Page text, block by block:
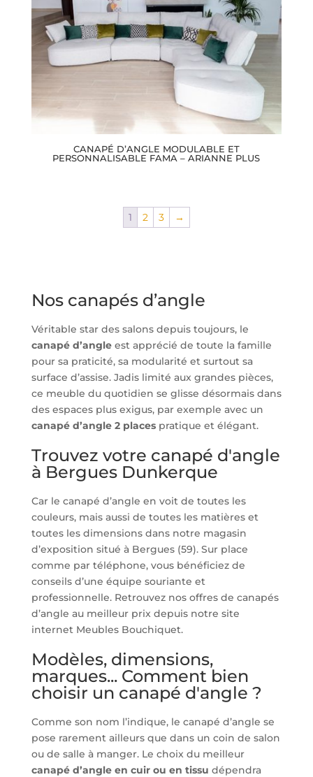
CANAPÉ D’ANGLE MODULABLE ET
PERSONNALISABLE FAMA – ARIANNE PLUS
1 2 3 →
Nos canapés d’angle
Véritable star des salons depuis toujours, le
canapé d’angleest apprécié de toute la famille
pour sa praticité, sa modularité et surtout sa
surface d’assise. Jadis limité aux grandes pièces,
ce meuble du quotidien se glisse désormais dans
des espaces plus exigus, par exemple avec un
canapé d’angle 2 placespratique et élégant.
Trouvez votre canapé d'angle
à Bergues Dunkerque
Car le canapé d’angle en voit de toutes les
couleurs, mais aussi de toutes les matières et
toutes les dimensions dans notre magasin
d’exposition situé à Bergues (59). Sur place
comme par téléphone, vous bénéficiez de
conseils d’une équipe souriante et
professionnelle. Retrouvez nos offres de canapés
d’angle au meilleur prix depuis notre site
internet Meubles Bouchiquet.
Modèles, dimensions,
marques... Comment bien
choisir un canapé d'angle ?
Comme son nom l’indique, le canapé d’angle se
pose rarement ailleurs que dans un coin de salon
ou de salle à manger. Le choix du meilleur
canapé d’angle en cuir ou en tissu dépendra